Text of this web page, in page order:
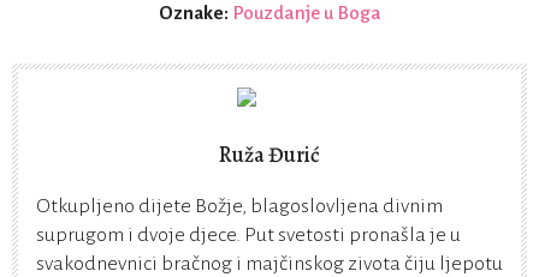
Oznake: Pouzdanje u Boga
Ruža Đurić
Otkupljeno dijete Božje, blagoslovljena divnim
suprugom i dvoje djece. Put svetosti pronašla je u
svakodnevnici bračnog i majčinskog zivota čiju ljepotu